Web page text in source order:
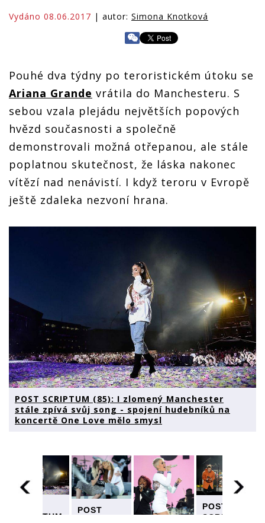
Vydáno 08.06.2017 | autor: Simona Knotková
Pouhé dva týdny po teroristickém útoku se
Ariana Grande vrátila do Manchesteru. S
sebou vzala plejádu největších popových
hvězd současnosti a společně
demonstrovali možná otřepanou, ale stále
poplatnou skutečnost, že láska nakonec
vítězí nad nenávistí. I když teroru v Evropě
ještě zdaleka nezvoní hrana.
POST SCRIPTUM (85): I zlomený Manchester
stále zpívá svůj song - spojení hudebníků na
koncertě One Love mělo smysl
SCRIPTUM
POST
POST
SCRIPTUM